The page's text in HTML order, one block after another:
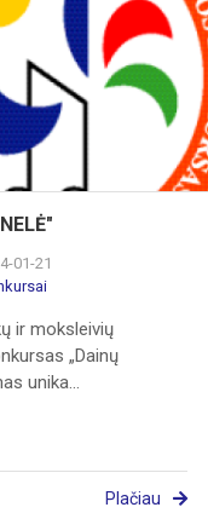
01-21
ir moksleivių
„Dainų
unika...
Plačiau